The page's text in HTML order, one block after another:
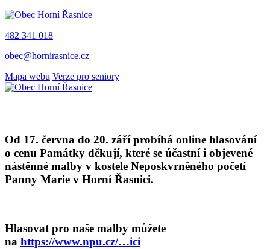
482 341 018
obec@hornirasnice.cz
Mapa webu Verze pro seniory
Od 17. června do 20. září probíhá online hlasování
o cenu Památky děkují, které se účastní i objevené
nástěnné malby v kostele Neposkvrněného početí
Panny Marie v Horní Řasnici.
Hlasovat pro naše malby můžete
na https://www.npu.cz/…ici